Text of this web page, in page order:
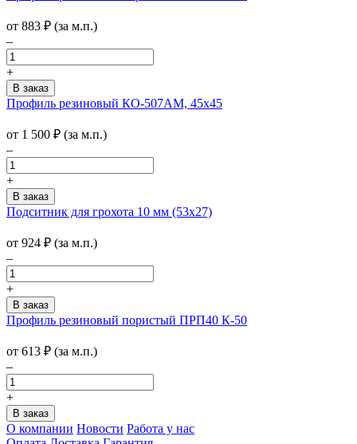
от 883 ₽ (за м.п.)
–
+
Профиль резиновый КО-507АМ, 45х45
от 1 500 ₽ (за м.п.)
–
+
Подситник для грохота 10 мм (53х27)
от 924 ₽ (за м.п.)
–
+
Профиль резиновый пористый ПРП40 К-50
от 613 ₽ (за м.п.)
–
+
О компании Новости Работа у нас